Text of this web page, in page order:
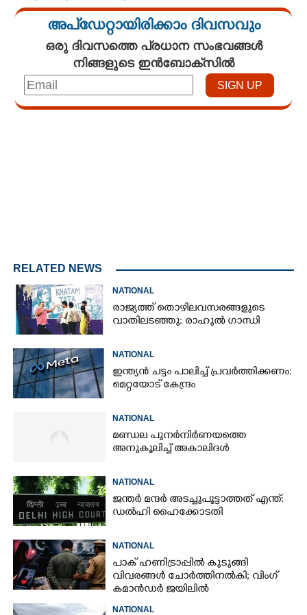
അപ്ഡേറ്റായിരിക്കാം ദിവസവും
ഒരു ദിവസത്തെ പ്രധാന സംഭവങ്ങൾ
നിങ്ങളുടെ ഇൻബോക്സിൽ
RELATED NEWS
NATIONAL
രാജ്യത്ത് തൊഴിലവസരങ്ങളുടെ
വാതിലടഞ്ഞു: രാഹുൽ ഗാന്ധി
NATIONAL
ഇന്ത്യൻ ചട്ടം പാലിച്ച് പ്രവർത്തിക്കണം:
മെറ്റയോട് കേന്ദ്രം
NATIONAL
മണ്ഡല പുനർനിർണയത്തെ
അനുകൂലിച്ച് അകാലിദൾ
NATIONAL
ജന്ത‌‌ർ മന്ദർ അടച്ചുപൂട്ടാത്തത് എന്ത്:
ഡൽഹി ഹൈക്കോടതി
NATIONAL
പാക് ഹണിട്രാപ്പിൽ കുടുങ്ങി
വിവരങ്ങൾ ചോർത്തിനൽകി;​ വിംഗ്
കമാൻഡർ ജയിലിൽ
NATIONAL